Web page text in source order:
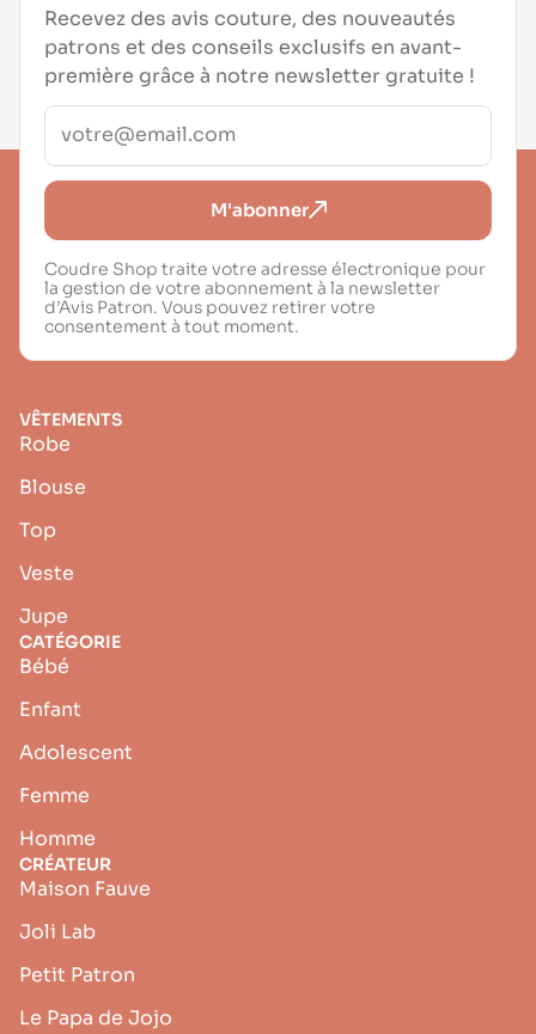
Recevez des avis couture, des nouveautés
patrons et des conseils exclusifs en avant-
première grâce à notre newsletter gratuite !
M'abonner
Coudre Shop traite votre adresse électronique pour
la gestion de votre abonnement à la newsletter
d’Avis Patron. Vous pouvez retirer votre
consentement à tout moment.
VÊTEMENTS
Robe
Blouse
Top
Veste
Jupe
CATÉGORIE
Bébé
Enfant
Adolescent
Femme
Homme
CRÉATEUR
Maison Fauve
Joli Lab
Petit Patron
Le Papa de Jojo